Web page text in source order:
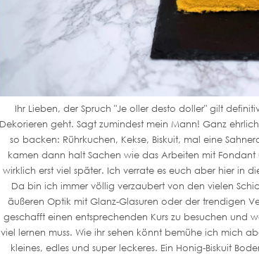
Ihr Lieben, der Spruch "Je oller desto doller" gilt
Dekorieren geht. Sagt zumindest mein Mann! Ganz
so backen: Rührkuchen, Kekse, Biskuit, mal eine
kamen dann halt Sachen wie das Arbeiten mit
wirklich erst viel später. Ich verrate es euch aber hier in
Da bin ich immer völlig verzaubert von den vielen
äußeren Optik mit Glanz-Glasuren oder der trendigen
geschafft einen entsprechenden Kurs zu besuchen und
viel lernen muss. Wie ihr sehen könnt bemühe ich mich
kleines, edles und super leckeres. Ein Honig-Biskuit